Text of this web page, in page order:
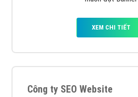
XEM CHI TIẾT
Công ty SEO Website